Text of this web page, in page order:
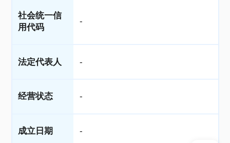
社会统一信
用代码
-
法定代表人 -
经营状态 -
成立日期 -